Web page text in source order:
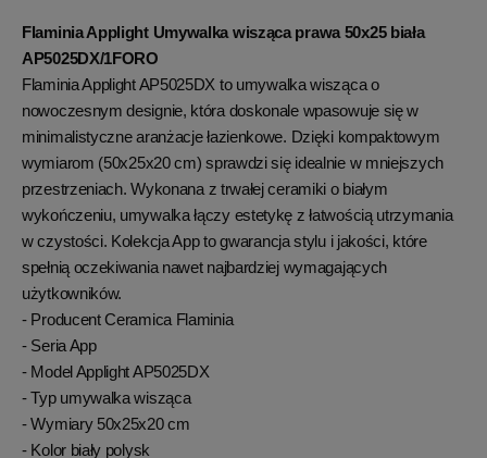
Flaminia Applight Umywalka wisząca prawa 50x25 biała
AP5025DX/1FORO
Flaminia Applight AP5025DX to umywalka wisząca o
nowoczesnym designie, która doskonale wpasowuje się w
minimalistyczne aranżacje łazienkowe. Dzięki kompaktowym
wymiarom (50x25x20 cm) sprawdzi się idealnie w mniejszych
przestrzeniach. Wykonana z trwałej ceramiki o białym
wykończeniu, umywalka łączy estetykę z łatwością utrzymania
w czystości. KolekcjaAppto gwarancja stylu i jakości, które
spełnią oczekiwania nawet najbardziej wymagających
użytkowników.
- Producent Ceramica Flaminia
- Seria App
- Model Applight AP5025DX
- Typ umywalka wisząca
- Wymiary 50x25x20 cm
- Kolor biały polysk